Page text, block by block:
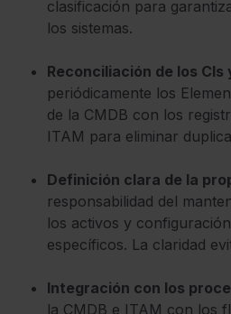
clasificación para
los sistemas.
Reconciliación de los CIs
periódicamente los
de la CMDB con los
ITAM para eliminar
Definición clara de la
responsabilidad del
los activos y
específicos. La claridad
Integración con los
la CMDB e ITAM con los